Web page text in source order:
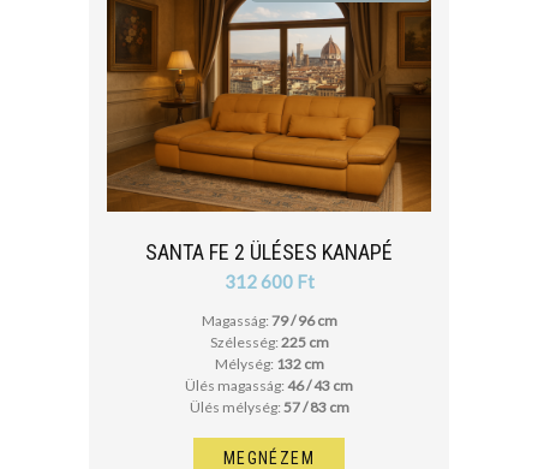
cm
cm
ÜLÉS MÉLYSÉG
cm
cm
SANTA FE 2 ÜLÉSES KANAPÉ
312 600 Ft
Magasság: 79 / 96 cm
Szélesség: 225 cm
Mélység: 132 cm
Ülés magasság: 46 / 43 cm
Ülés mélység: 57 / 83 cm
MEGNÉZEM